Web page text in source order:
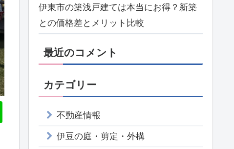
伊東市の築浅戸建ては本当にお得？新築
との価格差とメリット比較
最近のコメント
カテゴリー
不動産情報
伊豆の庭・剪定・外構